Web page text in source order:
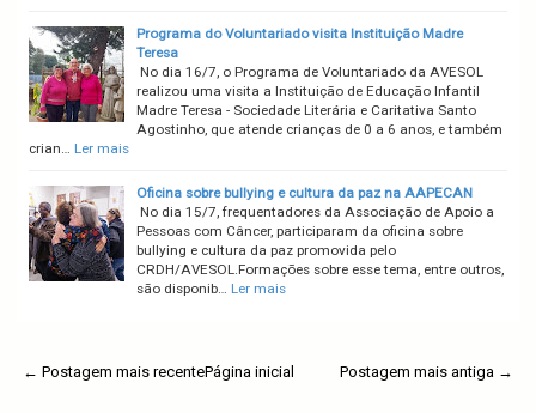
Programa do Voluntariado visita Instituição Madre
Teresa
No dia 16/7, o Programa de Voluntariado da AVESOL
realizou uma visita a Instituição de Educação Infantil
Madre Teresa - Sociedade Literária e Caritativa Santo
Agostinho, que atende crianças de 0 a 6 anos, e também
crian… Ler mais
Oficina sobre bullying e cultura da paz na AAPECAN
No dia 15/7, frequentadores da Associação de Apoio a
Pessoas com Câncer, participaram da oficina sobre
bullying e cultura da paz promovida pelo
CRDH/AVESOL.Formações sobre esse tema, entre outros,
são disponib… Ler mais
← Postagem mais recente Postagem mais antiga →
Página inicial